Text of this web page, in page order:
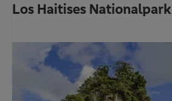
Los Haitises Nationalpark